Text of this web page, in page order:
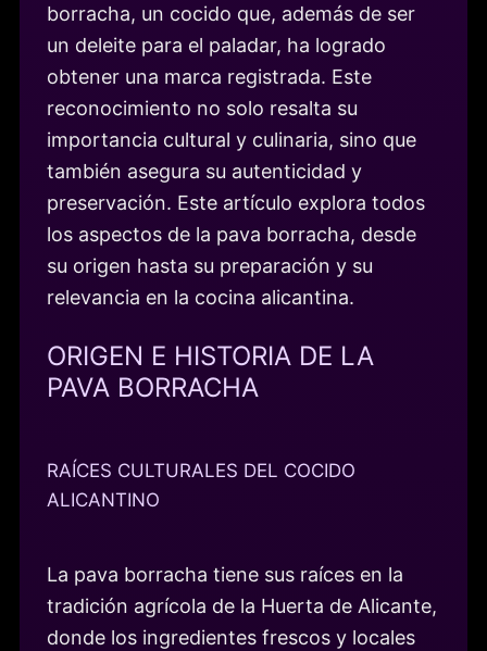
borracha, un cocido que, además de ser
un deleite para el paladar, ha logrado
obtener una marca registrada. Este
reconocimiento no solo resalta su
importancia cultural y culinaria, sino que
también asegura su autenticidad y
preservación. Este artículo explora todos
los aspectos de la pava borracha, desde
su origen hasta su preparación y su
relevancia en la cocina alicantina.
ORIGEN E HISTORIA DE LA
PAVA BORRACHA
RAÍCES CULTURALES DEL COCIDO
ALICANTINO
La pava borracha tiene sus raíces en la
tradición agrícola de la Huerta de Alicante,
donde los ingredientes frescos y locales